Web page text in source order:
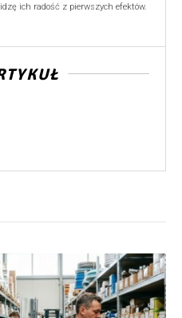
ich radość z pierwszych efektów.